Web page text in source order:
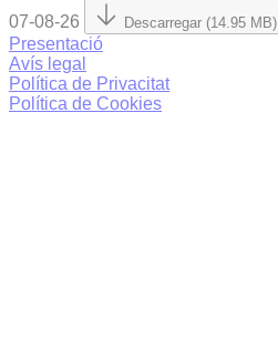
07-08-26 Descarregar (14.95 MB)
Presentació
Avís legal
Política de Privacitat
Política de Cookies